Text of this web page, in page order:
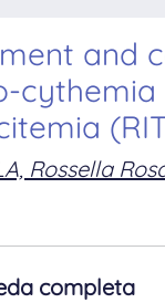
and
Rossella
completa